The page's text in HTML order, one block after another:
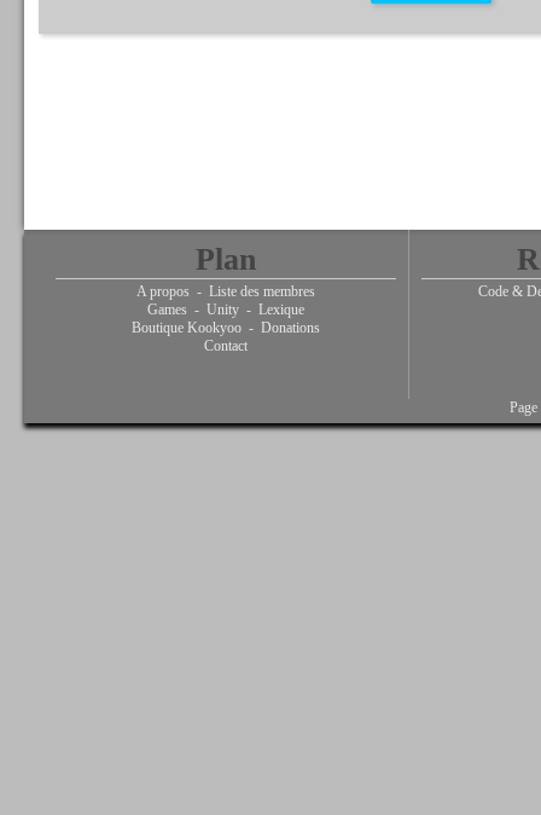
Plan
A propos - Liste des membres
Games - Unity - Lexique
Boutique Kookyoo - Donations
Contact
Code &